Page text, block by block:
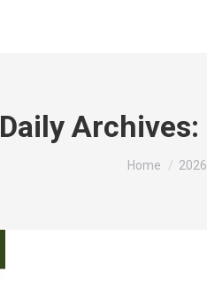
Daily Archives:
You are here:
Home 2026